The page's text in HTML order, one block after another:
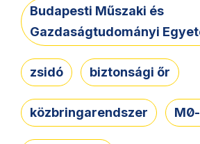
Budapesti Műszaki és
Gazdaságtudományi
zsidó biztonsági őr
közbringarendszer